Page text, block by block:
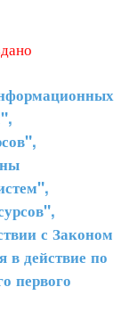
с Законом
в действие по
первого